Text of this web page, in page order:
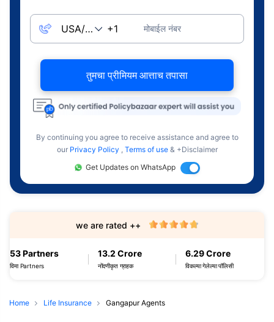
मोबाईल नंबर
तुमचा प्रीमियम आत्ताच तपासा
By continuing you agree to receive assistance and agree to
our Privacy Policy , Terms of use & +Disclaimer
Get Updates on WhatsApp
53 Partners
विमा Partners
13.2 Crore
नोंदणीकृत ग्राहक
6.29 Crore
विकल्या गेलेल्या पॉलिसी
we are rated ++
Home Life Insurance Gangapur Agents